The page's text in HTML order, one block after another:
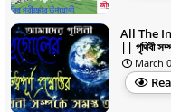
All The
|| পৃথিবী
March